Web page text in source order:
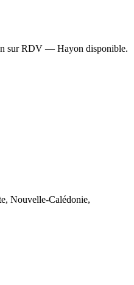
sur RDV — Hayon disponible.
Nouvelle-Calédonie,